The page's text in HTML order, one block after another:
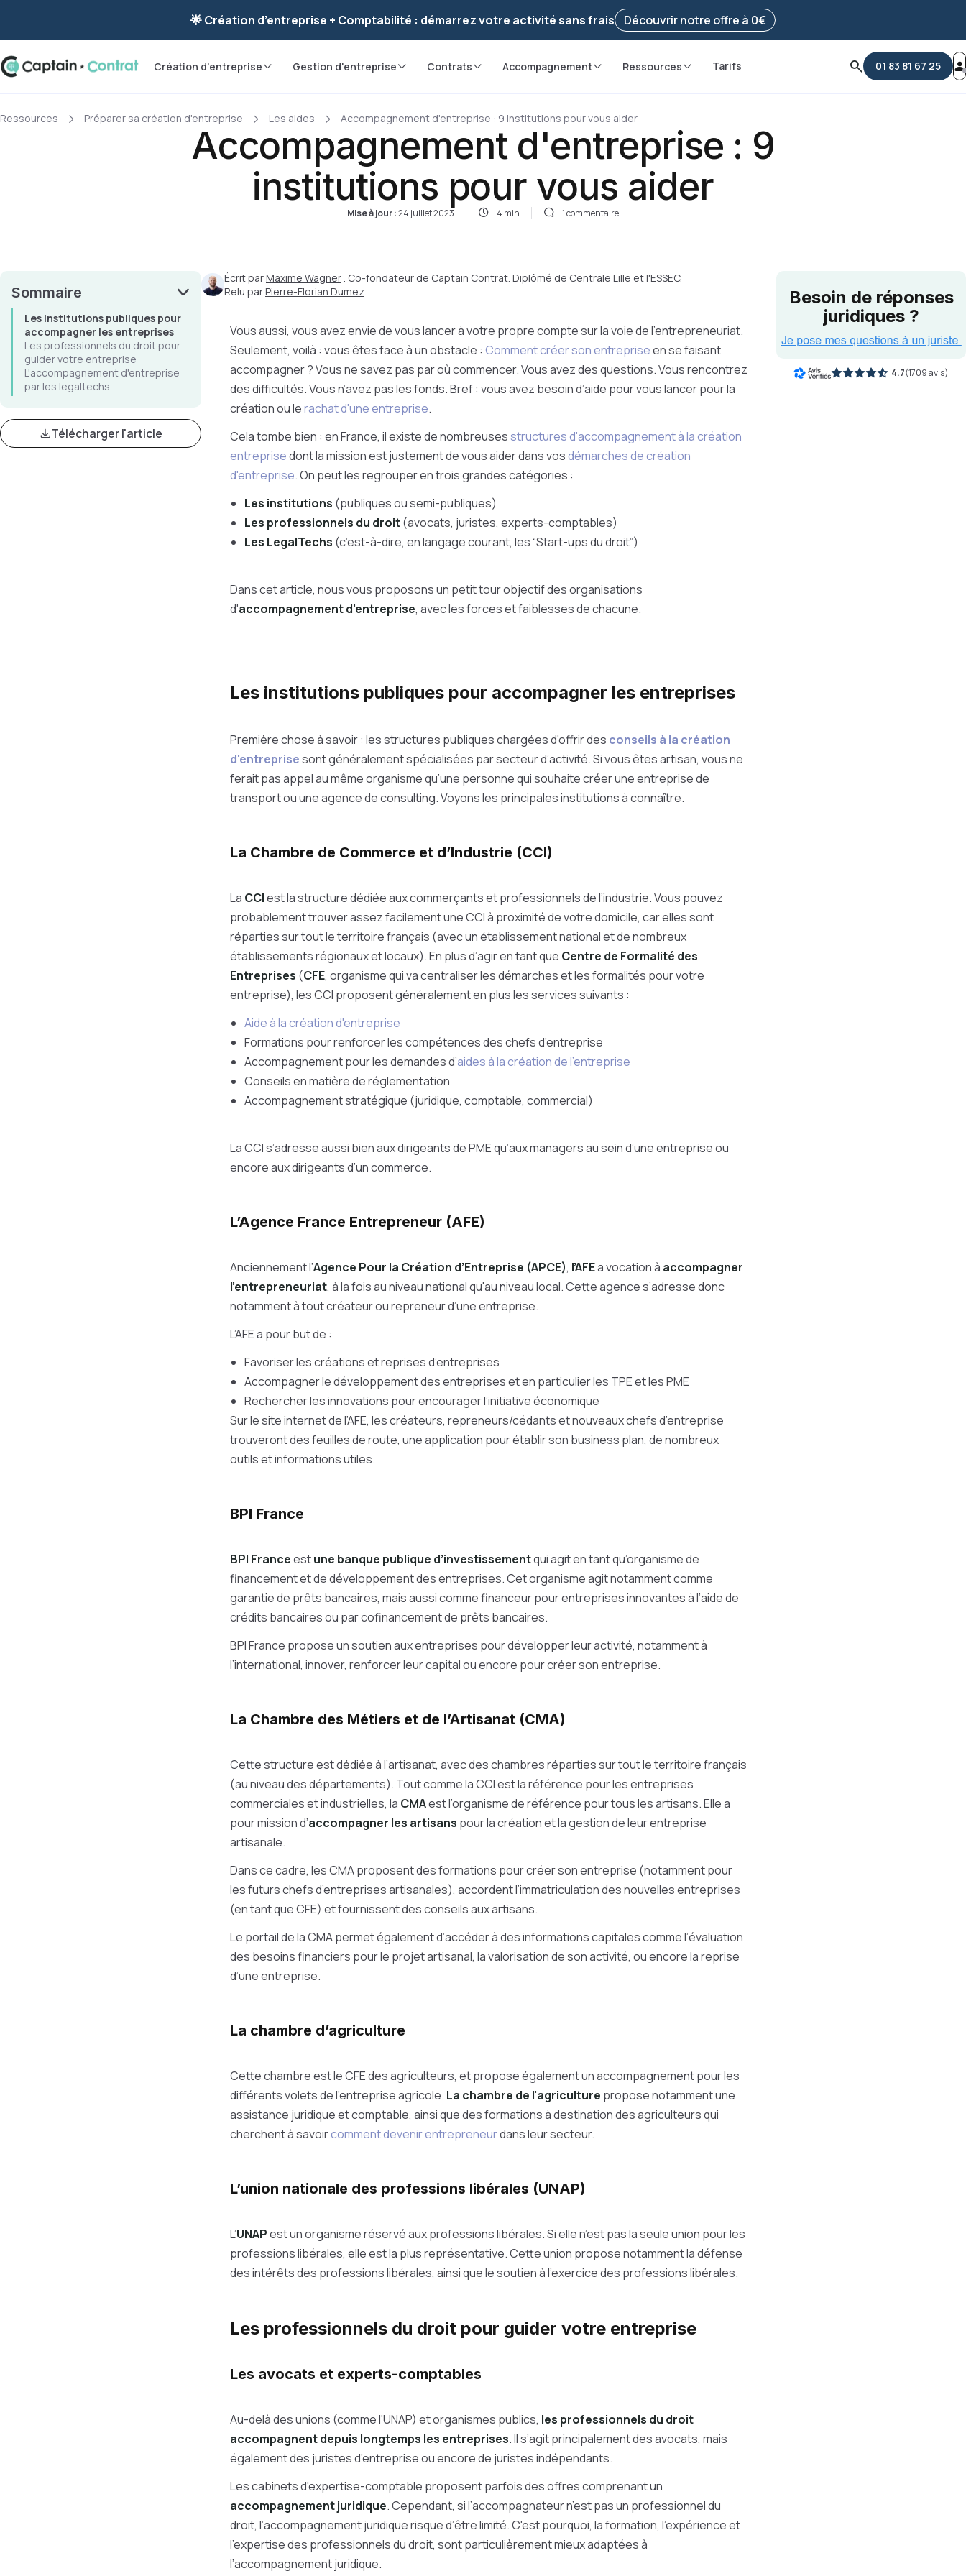
Ravis de vous revoir ! Votre démarchea été enregistrée 🚀 Reprendre ma démarche
🌟 Création d’entreprise + Comptabilité : démarrez votre activité sans frais Découvrir notre offre à 0€
Création d'entreprise Gestion d'entreprise Contrats Accompagnement Ressources Tarifs 01 83 81 67 25
Ressources Préparer sa création d'entreprise Les aides Accompagnement d'entreprise : 9 institutions pour vous aider
Accompagnement d'entreprise : 9
institutions pour vous aider
Mise à jour :24 juillet 2023 4 min 1 commentaire
Sommaire
Les institutions publiques pour
accompagner les entreprises
Les professionnels du droit pour
guider votre entreprise
L'accompagnement d'entreprise
par les legaltechs
Télécharger l'article
Écrit parMaxime Wagner. Co-fondateur de Captain Contrat. Diplômé de Centrale Lille et l'ESSEC.
Relu parPierre-Florian Dumez.
Vous aussi, vous avez envie de vous lancer à votre propre compte sur la voie de l’entrepreneuriat.
Seulement, voilà : vous êtes face à un obstacle : Comment créer son entrepriseen se faisant
accompagner ? Vous ne savez pas par où commencer. Vous avez des questions. Vous rencontrez
des difficultés. Vous n’avez pas les fonds. Bref : vous avez besoin d’aide pour vous lancer pour la
création ou lerachat d'une entreprise.
Cela tombe bien : en France, il existe de nombreusesstructures d'accompagnement à la création
entreprisedont la mission est justement de vous aider dans vosdémarches de création
d'entreprise. On peut les regrouper en trois grandes catégories :
Les institutions (publiques ou semi-publiques)
Les professionnels du droit(avocats, juristes, experts-comptables)
Les LegalTechs (c’est-à-dire, en langage courant, les “Start-ups du droit”)
Dans cet article, nous vous proposons un petit tour objectif des organisations
d'accompagnement d'entreprise, avec les forces et faiblesses de chacune.
Les institutions publiques pour accompagner les entreprises
Première chose à savoir : les structures publiques chargées d'offrir des conseils à la création
d'entreprisesont généralement spécialisées par secteur d’activité. Si vous êtes artisan, vous ne
ferait pas appel au même organisme qu’une personne qui souhaite créer une entreprise de
transport ou une agence de consulting. Voyons les principales institutions à connaître.
La Chambre de Commerce et d’Industrie (CCI)
La CCIest la structure dédiée aux commerçants et professionnels de l’industrie. Vous pouvez
probablement trouver assez facilement une CCI à proximité de votre domicile, car elles sont
réparties sur tout le territoire français (avec un établissement national et de nombreux
établissements régionaux et locaux). En plus d’agir en tant que Centre de Formalité des
Entreprises (CFE, organisme qui va centraliser les démarches et les formalités pour votre
entreprise), les CCI proposent généralement en plus les services suivants :
Aide à la création d'entreprise
Formations pour renforcer les compétences des chefs d’entreprise
Accompagnement pour les demandes d’aides à la création de l’entreprise
Conseils en matière de réglementation
Accompagnement stratégique (juridique, comptable, commercial)
La CCI s’adresse aussi bien aux dirigeants de PME qu’aux managers au sein d’une entreprise ou
encore aux dirigeants d’un commerce.
L’Agence France Entrepreneur (AFE)
Anciennement l’Agence Pour la Création d’Entreprise (APCE), l’AFEa vocation à accompagner
l’entrepreneuriat, à la fois au niveau national qu'au niveau local. Cette agence s’adresse donc
notamment à tout créateur ou repreneur d’une entreprise.
L’AFE a pour but de :
Favoriser les créations et reprises d’entreprises
Accompagner le développement des entreprises et en particulier les TPE et les PME
Rechercher les innovations pour encourager l’initiative économique
Sur le site internet de l’AFE, les créateurs, repreneurs/cédants et nouveaux chefs d’entreprise
trouveront des feuilles de route, une application pour établir son business plan, de nombreux
outils et informations utiles.
BPI France
BPI Franceestune banque publique d’investissementqui agit en tant qu’organisme de
financement et de développement des entreprises. Cet organisme agit notamment comme
garantie de prêts bancaires, mais aussi comme financeur pour entreprises innovantes à l’aide de
crédits bancaires ou par cofinancement de prêts bancaires.
BPI France propose un soutien aux entreprises pour développer leur activité, notamment à
l’international, innover, renforcer leur capital ou encore pour créer son entreprise.
La Chambre des Métiers et de l’Artisanat (CMA)
Cette structure est dédiée à l’artisanat, avec des chambres réparties sur tout le territoire français
(au niveau des départements). Tout comme la CCI est la référence pour les entreprises
commerciales et industrielles, la CMAest l’organisme de référence pour tous les artisans. Elle a
pour mission d’accompagner les artisans pour la création et la gestion de leur entreprise
artisanale.
Dans ce cadre, les CMA proposent des formations pour créer son entreprise (notamment pour
les futurs chefs d’entreprises artisanales), accordent l’immatriculation des nouvelles entreprises
(en tant que CFE) et fournissent des conseils aux artisans.
Le portail de la CMA permet également d’accéder à des informations capitales comme l’évaluation
des besoins financiers pour le projet artisanal, la valorisation de son activité, ou encore la reprise
d’une entreprise.
La chambre d’agriculture
Cette chambre est le CFE des agriculteurs, et propose également un accompagnement pour les
différents volets de l’entreprise agricole. La chambre de l'agriculture propose notamment une
assistance juridique et comptable, ainsi que des formations à destination des agriculteurs qui
cherchent à savoircomment devenir entrepreneurdans leur secteur.
L’union nationale des professions libérales (UNAP)
L’UNAPest un organisme réservé aux professions libérales. Si elle n’est pas la seule union pour les
professions libérales, elle est la plus représentative. Cette union propose notamment la défense
des intérêts des professions libérales, ainsi que le soutien à l’exercice des professions libérales.
Les professionnels du droit pour guider votre entreprise
Les avocats et experts-comptables
Au-delà des unions (comme l'UNAP) et organismes publics, les professionnels du droit
accompagnent depuis longtemps les entreprises. Il s’agit principalement des avocats, mais
également des juristes d’entreprise ou encore de juristes indépendants.
Les cabinets d'expertise-comptable proposent parfois des offres comprenant un
accompagnement juridique. Cependant, si l’accompagnateur n’est pas un professionnel du
droit, l’accompagnement juridique risque d’être limité. C'est pourquoi, la formation, l'expérience et
l’expertise des professionnels du droit, sont particulièrement mieux adaptées à
l’accompagnement juridique.
4.7(1709 avis)
Besoin de réponses
juridiques ?